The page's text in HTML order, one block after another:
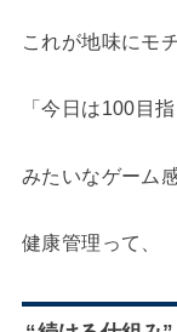
これが地味にモ
「今日は100目指
みたいなゲーム
健康管理って、